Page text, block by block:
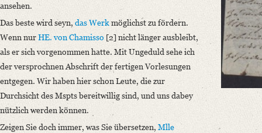
ansehen.
Das beste wird seyn, das Werkmöglichst zu fördern.
Wenn nurHE. von Chamisso [2] nicht länger ausbleibt,
als er sich vorgenommen hatte. Mit Ungeduld sehe ich
der versprochnen Abschrift der fertigen Vorlesungen
entgegen. Wir haben hier schon Leute, die zur
Durchsicht des Mspts bereitwillig sind, und uns dabey
nützlich werden können.
Zeigen Sie doch immer, was Sie übersetzen, Mlle